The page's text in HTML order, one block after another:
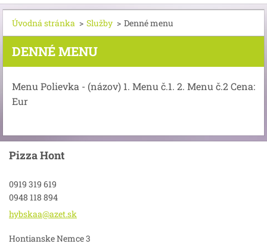
Úvodná stránka > Služby > Denné menu
DENNÉ MENU
Menu Polievka - (názov) 1. Menu č.1. 2. Menu č.2 Cena:
Eur
Pizza Hont
0919 319 619
0948 118 894
hybskaa@azet.sk
Hontianske Nemce 3